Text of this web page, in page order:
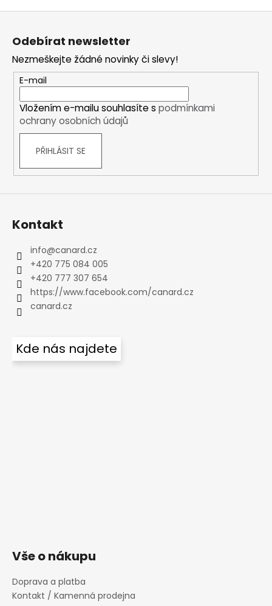
Z
Odebírat newsletter
Nezmeškejte žádné novinky či slevy!
E-mail
Vložením e-mailu souhlasíte s podmínkami
ochrany osobních údajů
PŘIHLÁSIT SE
Kontakt
info@canard.cz
+420 775 084 005
+420 777 307 654
https://www.facebook.com/canard.cz
canard.cz
Kde nás najdete
Vše o nákupu
Doprava a platba
Kontakt / Kamenná prodejna